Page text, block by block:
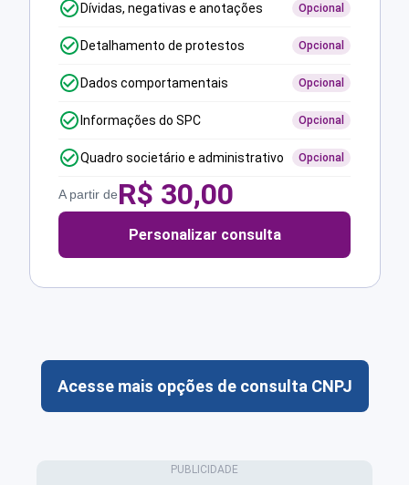
Dívidas, negativas e anotações Opcional
Detalhamento de protestos Opcional
Dados comportamentais Opcional
Informações do SPC Opcional
Quadro societário e administrativo Opcional
A partir deR$ 30,00
Personalizar consulta
Acesse mais opções de consulta CNPJ